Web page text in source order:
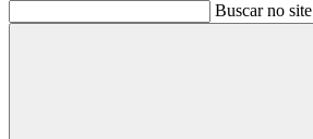
Buscar no site